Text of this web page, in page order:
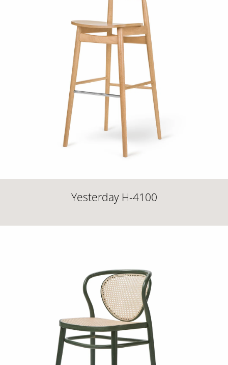
Yesterday H-4100